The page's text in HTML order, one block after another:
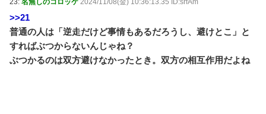
23: 名無しのコロッケ 2024/11/08(金) 10:36:13.35 ID:srfAm
>>21
普通の人は「逆走だけど事情もあるだろうし、避けとこ」と
すればぶつからないんじゃね？
ぶつかるのは双方避けなかったとき。双方の相互作用だよね